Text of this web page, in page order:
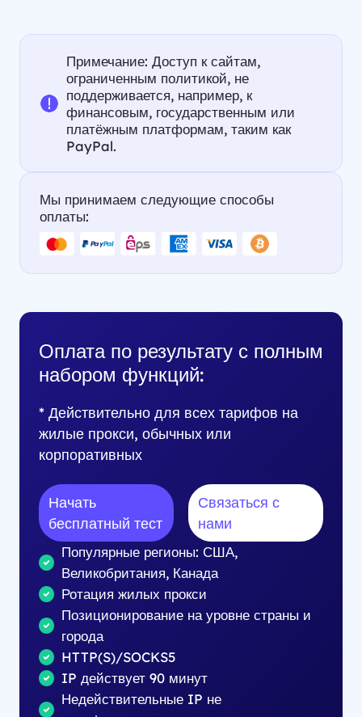
Примечание: Доступ к сайтам,
ограниченным политикой, не
поддерживается, например, к
финансовым, государственным или
платёжным платформам, таким как
PayPal.
Мы принимаем следующие способы
оплаты:
Оплата по результату с полным
набором функций:
* Действительно для всех тарифов на
жилые прокси, обычных или
корпоративных
Начать
бесплатный тест
Связаться с
нами
Популярные регионы: США,
Великобритания, Канада
Ротация жилых прокси
Позиционирование на уровне страны и
города
HTTP(S)/SOCKS5
IP действует 90 минут
Недействительные IP не